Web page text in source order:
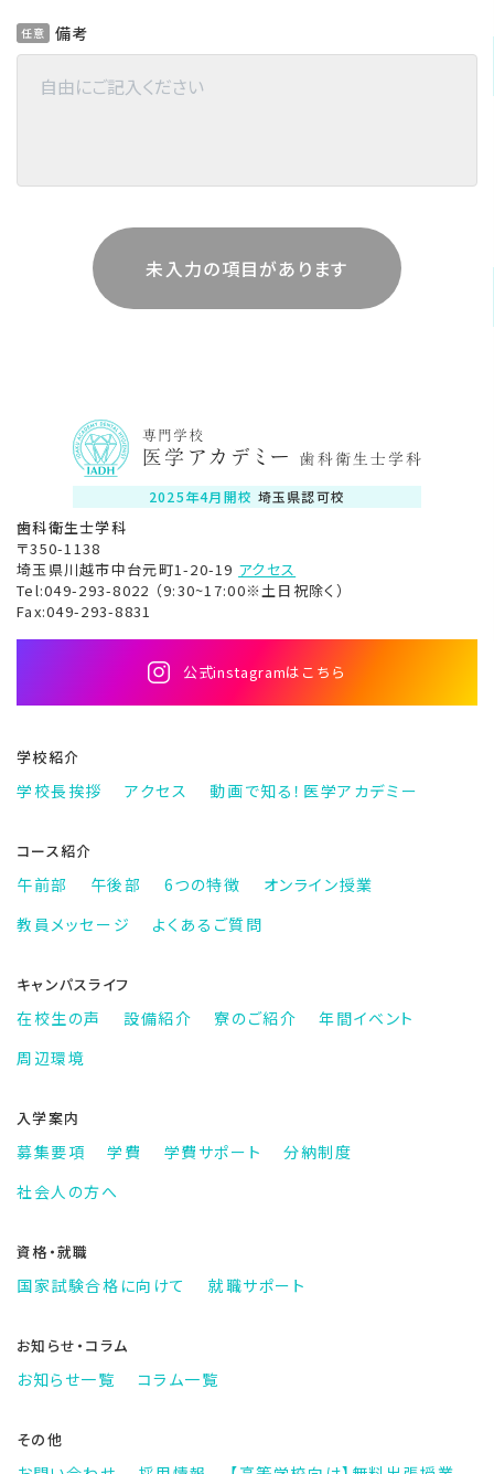
任意 備考
未入力の項目があります
2025年4月開校 埼玉県認可校
歯科衛生士学科
〒350-1138
埼玉県川越市中台元町1-20-19 アクセス
Tel:049-293-8022 （9:30~17:00※土日祝除く）
Fax:049-293-8831
公式instagramはこちら
学校紹介
学校長挨拶 アクセス 動画で知る！ 医学アカデミー
コース紹介
午前部 午後部 6つの特徴
オンライン授業
教員メッセージ
よくあるご質問
キャンパスライフ
在校生の声 設備紹介 寮のご紹介
年間イベント
周辺環境
入学案内
募集要項 学費 学費サポート
分納制度
社会人の方へ
資格・就職
国家試験合格に向けて 就職サポート
お知らせ・コラム
お知らせ一覧 コラム一覧
その他